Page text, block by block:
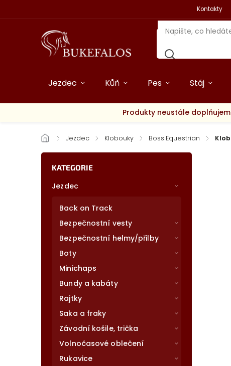
Kontakty
Jezdec Kůň Pes Stáj
Produkty neustále
/ Jezdec / Klobouky / Boss Equestrian /
KATEGORIE
Jezdec
Back on Track
Bezpečnostní vesty
Bezpečnostní helmy/přilby
Boty
Minichaps
Bundy a kabáty
Rajtky
Saka a fraky
Závodní košile, trička
Volnočasové oblečení
Rukavice